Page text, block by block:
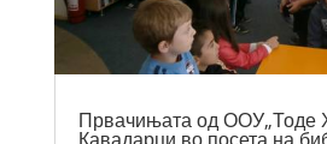
Првачињата од ООУ„Тоде